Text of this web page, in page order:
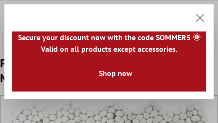
Padrão de Azulejo Mosaico Seixos de Rio
Micro Branco
Secure your discount now with the code SOMMER5 🌞
Valid on all products except accessories.
Shop now